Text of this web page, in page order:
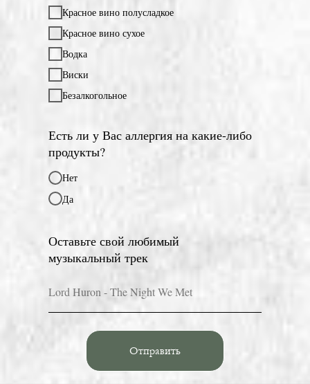
Красное вино полусладкое
Красное вино сухое
Водка
Виски
Безалкогольное
Есть ли у Вас аллергия на какие-либо
продукты?
Нет
Да
Оставьте свой любимый
музыкальный трек
Отправить